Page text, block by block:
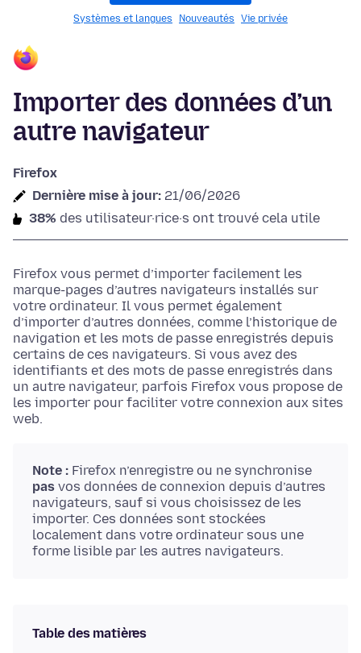
Systèmes et langues Nouveautés Vie privée
Importer des données d’un
autre navigateur
Firefox
Dernière mise à jour: 21/06/2026
38% des utilisateur·rice·s ont trouvé cela utile
Firefox vous permet d’importer facilement les
marque-pages d’autres navigateurs installés sur
votre ordinateur. Il vous permet également
d’importer d’autres données, comme l’historique de
navigation et les mots de passe enregistrés depuis
certains de ces navigateurs. Si vous avez des
identifiants et des mots de passe enregistrés dans
un autre navigateur, parfois Firefox vous propose de
les importer pour faciliter votre connexion aux sites
web.
Note : Firefox n’enregistre ou ne synchronise
pas vos données de connexion depuis d’autres
navigateurs, sauf si vous choisissez de les
importer. Ces données sont stockées
localement dans votre ordinateur sous une
forme lisible par les autres navigateurs.
Table des matières